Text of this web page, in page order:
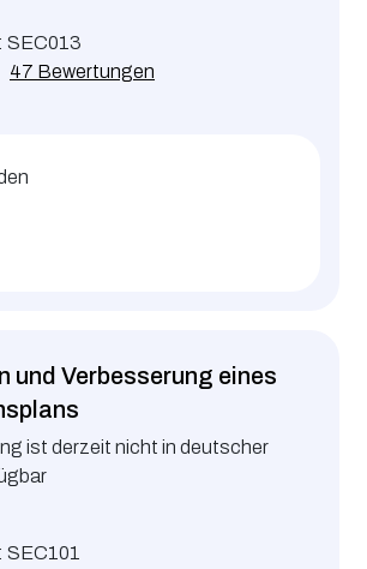
SEC013
47 Bewertungen
und Verbesserung eines
ist derzeit nicht in deutscher
SEC101